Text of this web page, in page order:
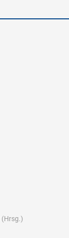
(Hrsg.)